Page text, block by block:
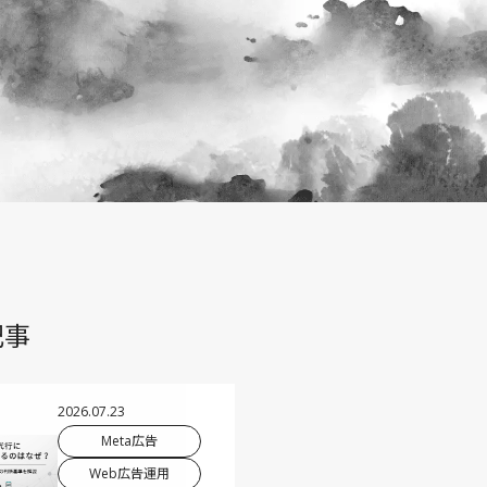
2026.07.23
Meta広告
Web広告運用